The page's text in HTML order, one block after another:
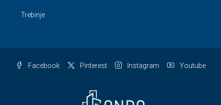
Trebinje
Facebook Pinterest Instagram Youtube